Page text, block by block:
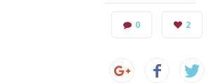
0 2